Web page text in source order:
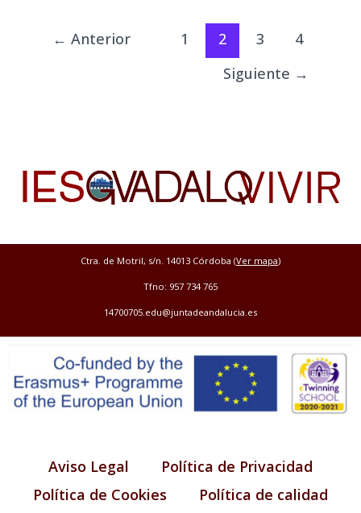
← Anterior 1 2 3
4
Siguiente →
Ctra. de Motril, s/n. 14013 Córdoba (Ver mapa)
Tfno: 957 734 765
14700705.edu@juntadeandalucia.es
Aviso Legal
Política de Privacidad
Política de Cookies
Política de calidad